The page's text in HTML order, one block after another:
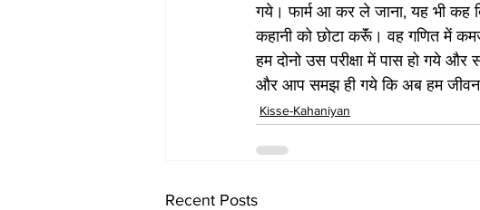
गये। फार्म आ कर ले जाना, यह भी कह
कहानी को छोटा करूॅं। वह गणित में
हम दोनो उस परीक्षा में पास हो गये और
और आप समझ ही गये कि अब हम जीवन
Kisse-Kahaniyan
Recent Posts